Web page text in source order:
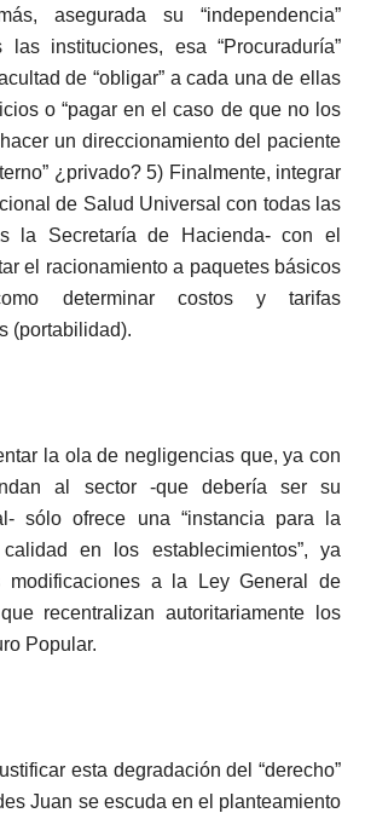
asegurada su “independencia”
instituciones, esa “Procuraduría”
de “obligar” a cada una de ellas
o “pagar en el caso de que no los
un direccionamiento del paciente
¿privado? 5) Finalmente, integrar
de Salud Universal con todas las
la Secretaría de Hacienda- con el
el racionamiento a paquetes básicos
determinar costos y tarifas
(portabilidad).
la ola de negligencias que, ya con
al sector -que debería ser su
sólo ofrece una “instancia para la
en los establecimientos”, ya
modificaciones a la Ley General de
recentralizan autoritariamente los
Popular.
esta degradación del “derecho”
Juan se escuda en el planteamiento